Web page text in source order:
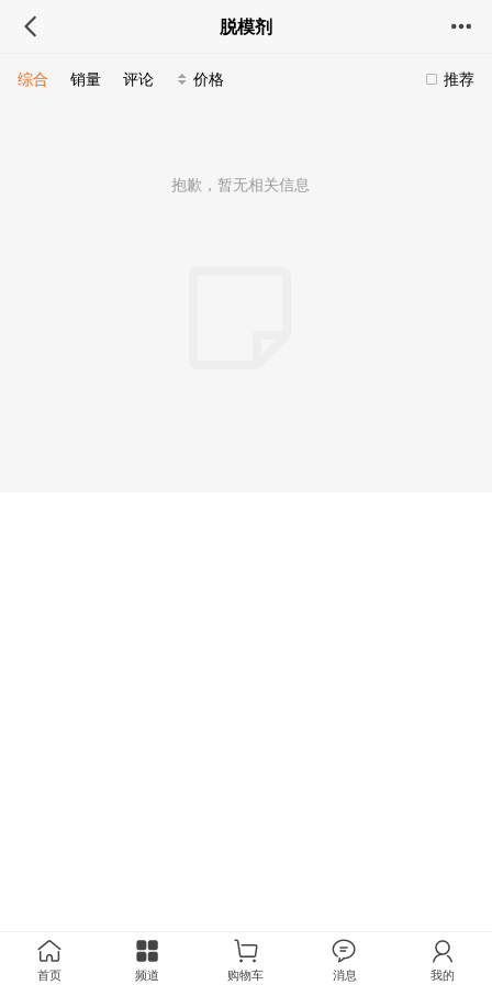
脱模剂
推荐
综合 销量 评论 价格
抱歉，暂无相关信息
首页 频道 购物车 消息 我的